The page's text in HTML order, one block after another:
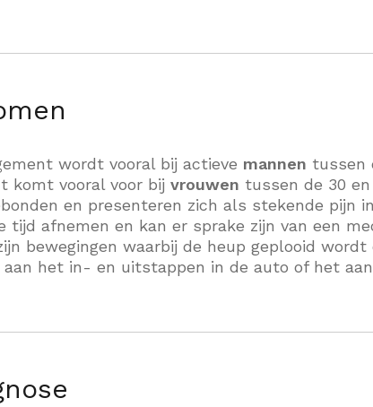
wordt vooral bij actieve mannen tussen
komt vooral voor bij vrouwen tussen de 30
en presenteren zich als stekende pijn
tijd afnemen en kan er sprake zijn van een
bewegingen waarbij de heup geplooid
aan het in- en uitstappen in de auto of het